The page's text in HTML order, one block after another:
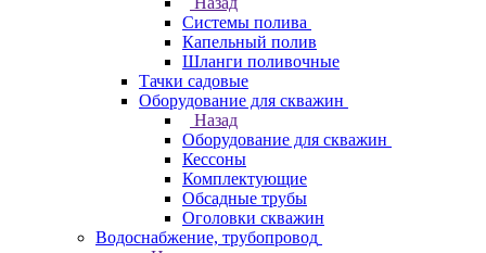
Системы полива
Капельный полив
Шланги поливочные
Тачки садовые
Оборудование для скважин
Назад
Оборудование для скважин
Кессоны
Комплектующие
Обсадные трубы
Оголовки скважин
Водоснабжение, трубопровод